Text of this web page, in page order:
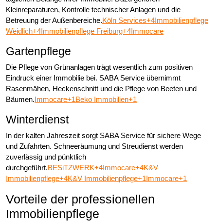
Kleinreparaturen, Kontrolle technischer Anlagen und die
Betreuung der Außenbereiche.Köln Services+4Immobilienpflege
Weidlich+4Immobilienpflege Freiburg+4Immocare
Gartenpflege
Die Pflege von Grünanlagen trägt wesentlich zum positiven
Eindruck einer Immobilie bei. SABA Service übernimmt
Rasenmähen, Heckenschnitt und die Pflege von Beeten und
Bäumen.Immocare+1Beko Immobilien+1
Winterdienst
In der kalten Jahreszeit sorgt SABA Service für sichere Wege
und Zufahrten. Schneeräumung und Streudienst werden
zuverlässig und pünktlich
durchgeführt.BESiTZWERK+4Immocare+4K&V
Immobilienpflege+4K&V Immobilienpflege+1Immocare+1
Vorteile der professionellen
Immobilienpflege